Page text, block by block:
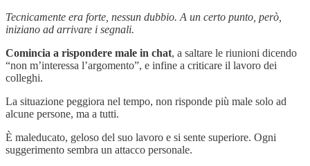
Tecnicamente era forte, nessun dubbio. A un certo punto, però,
iniziano ad arrivare i segnali.
Comincia a rispondere male in chat, a saltare le riunioni dicendo
“non m’interessa l’argomento”, e infine a criticare il lavoro dei
colleghi.
La situazione peggiora nel tempo, non risponde più male solo ad
alcune persone, ma a tutti.
È maleducato, geloso del suo lavoro e si sente superiore. Ogni
suggerimento sembra un attacco personale.